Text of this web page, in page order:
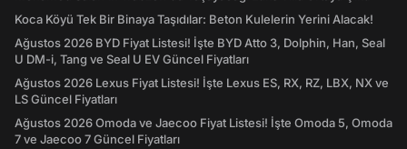
Koca Köyü Tek Bir Binaya Taşıdılar: Beton Kulelerin Yerini Alacak!
Ağustos 2026 BYD Fiyat Listesi! İşte BYD Atto 3, Dolphin, Han, Seal
U DM-i, Tang ve Seal U EV Güncel Fiyatları
Ağustos 2026 Lexus Fiyat Listesi! İşte Lexus ES, RX, RZ, LBX, NX ve
LS Güncel Fiyatları
Ağustos 2026 Omoda ve Jaecoo Fiyat Listesi! İşte Omoda 5, Omoda
7 ve Jaecoo 7 Güncel Fiyatları